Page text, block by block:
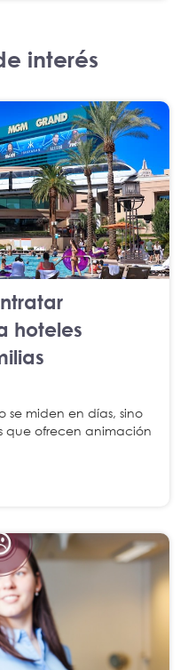
interés
hoteles
se miden en días, sino
que ofrecen animación